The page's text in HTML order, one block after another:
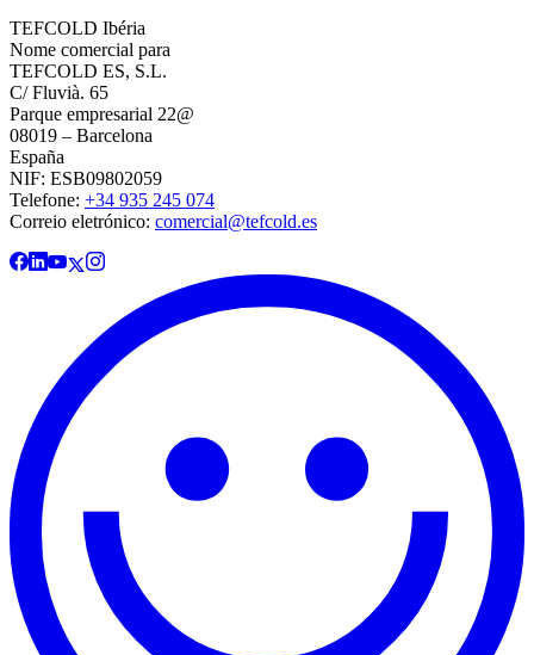
TEFCOLD Ibéria
Nome comercial para
TEFCOLD ES, S.L.
C/ Fluvià. 65
Parque empresarial 22@
08019 – Barcelona
España
NIF: ESB09802059
Telefone: +34 935 245 074
Correio eletrónico: comercial@tefcold.es